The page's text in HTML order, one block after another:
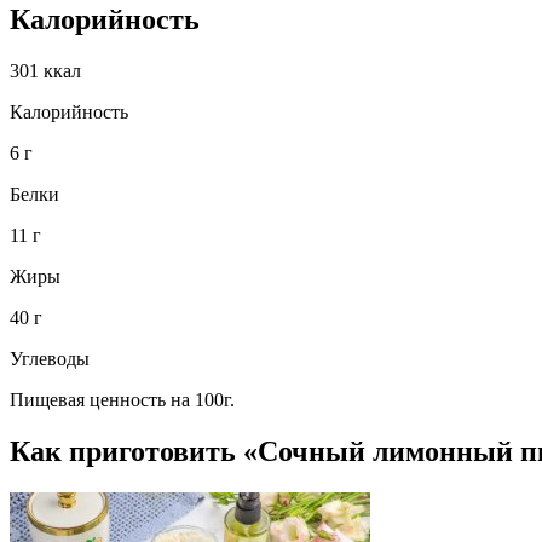
Калорийность
301 ккал
Калорийность
6 г
Белки
11 г
Жиры
40 г
Углеводы
Пищевая ценность на 100г.
Как приготовить «Сочный лимонный